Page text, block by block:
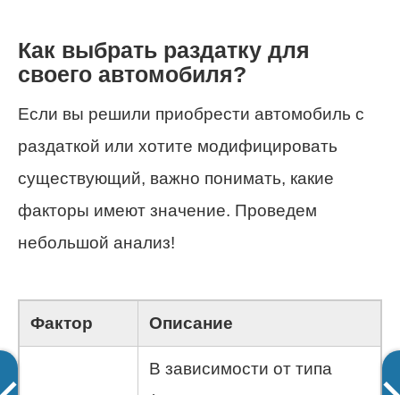
Как выбрать раздатку для
своего автомобиля?
Если вы решили приобрести автомобиль с
раздаткой или хотите модифицировать
существующий, важно понимать, какие
факторы имеют значение. Проведем
небольшой анализ!
Фактор Описание
В зависимости от типа